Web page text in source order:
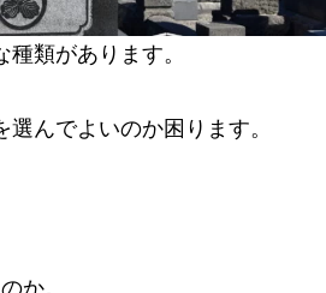
類があります。
んでよいのか困ります。
か。